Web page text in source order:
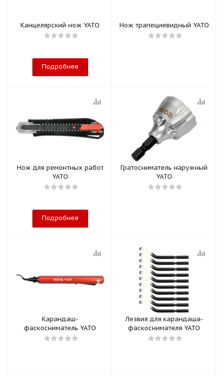
Канцелярский нож YATO
Подробнее
Нож трапециевидный YATO
Нож для ремонтных работ
YATO
Подробнее
Гратосниматель наружный
YATO
Карандаш-
фаскосниматель YATO
Лезвия для карандаша-
фаскоснимателя YATO